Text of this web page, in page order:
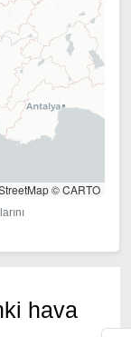
© CARTO
hava